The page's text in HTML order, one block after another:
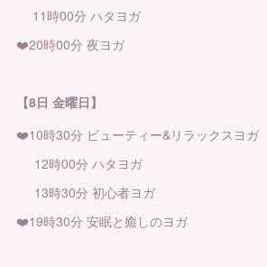
11時00分 ハタヨガ
❤️20時00分 夜ヨガ
【8日 金曜日】
❤️10時30分 ビューティー&リラックスヨガ
12時00分 ハタヨガ
13時30分 初心者ヨガ
❤️19時30分 安眠と癒しのヨガ